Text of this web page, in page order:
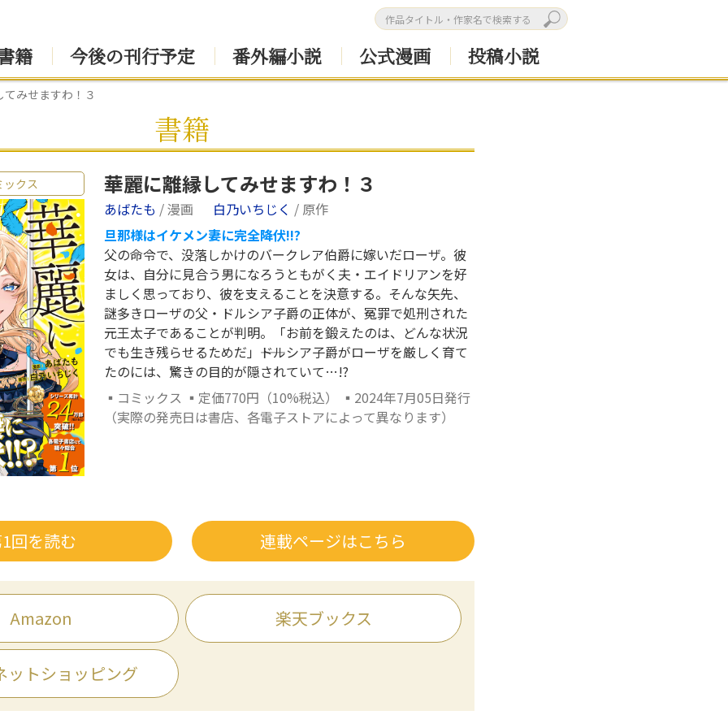
籍 今後の刊行予定 番外編小説 公式漫画 投稿小説
みせますわ！３
書籍
ックス 華麗に離縁してみせますわ！３
あばたも / 漫画 白乃いちじく / 原作
旦那様はイケメン妻に完全降伏!!?
父の命令で、没落しかけのバークレア伯爵に嫁いだローザ。彼
女は、自分に見合う男になろうともがく夫・エイドリアンを好
ましく思っており、彼を支えることを決意する。そんな矢先、
謎多きローザの父・ドルシア子爵の正体が、冤罪で処刑された
元王太子であることが判明。「お前を鍛えたのは、どんな状況
でも生き残らせるためだ」――ドルシア子爵がローザを厳しく育て
たのには、驚きの目的が隠されていて…!?
▪コミックス ▪定価770円（10%税込） ▪2024年7月05日発行
（実際の発売日は書店、各電子ストアによって異なります）
回を読む 連載ページはこちら
Amazon 楽天ブックス
ットショッピング